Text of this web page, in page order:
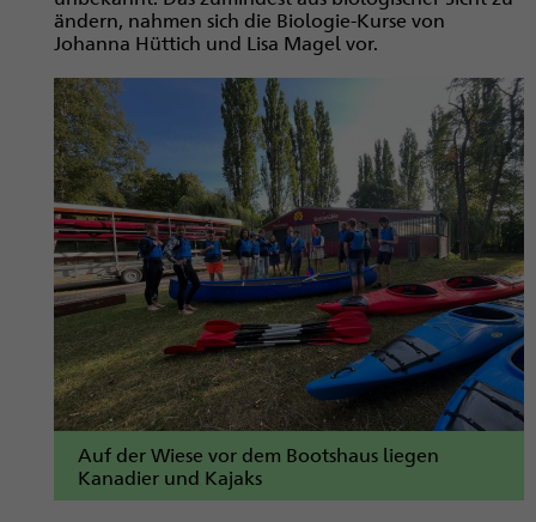
n
ändern, nahmen sich die Biologie-Kurse von
Johanna Hüttich und Lisa Magel vor.
Auf der Wiese vor dem Bootshaus liegen
Kanadier und Kajaks